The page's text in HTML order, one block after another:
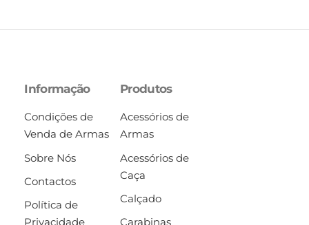
Informação
Condições de
Venda de Armas
Sobre Nós
Contactos
Política de
Privacidade
Produtos
Acessórios de
Armas
Acessórios de
Caça
Calçado
Carabinas